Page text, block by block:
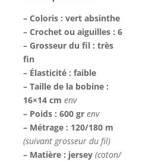
– Coloris : vert absinthe
– Crochet ou aiguilles : 6
– Grosseur du fil : très
fin
– Élasticité : faible
– Taille de la bobine :
16×14 cmenv
– Poids : 600 grenv
– Métrage : 120/180 m
(suivant grosseur du fil)
– Matière : jersey(coton/